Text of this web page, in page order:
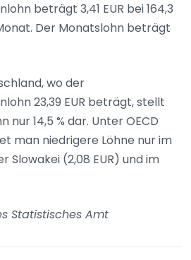
beträgt 3,41 EUR bei 164,3
Der Monatslohn beträgt
wo der
23,39 EUR beträgt, stellt
nur 14,5 % dar. Unter OECD
man niedrigere Löhne nur im
Slowakei (2,08 EUR) und im
Statistisches Amt